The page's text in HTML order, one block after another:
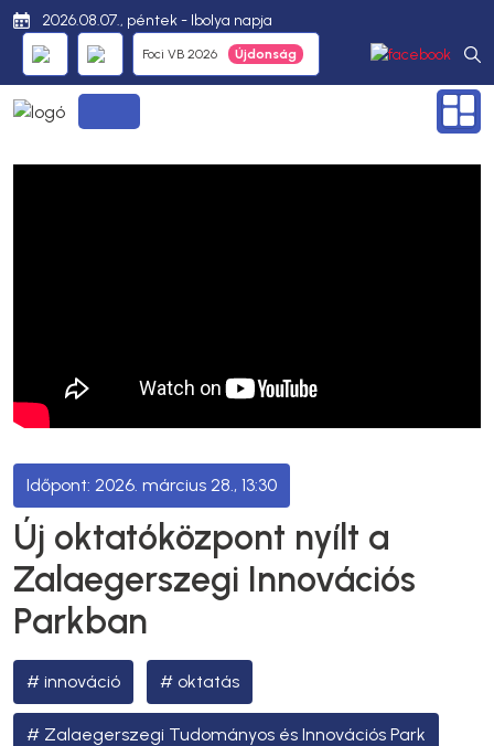
2026.08.07., péntek - Ibolya napja
Foci VB 2026
2026. március 28., 13:30
Új oktatóközpont nyílt a
Zalaegerszegi Innovációs
Parkban
innováció oktatás
Zalaegerszegi Tudományos és Innovációs Park